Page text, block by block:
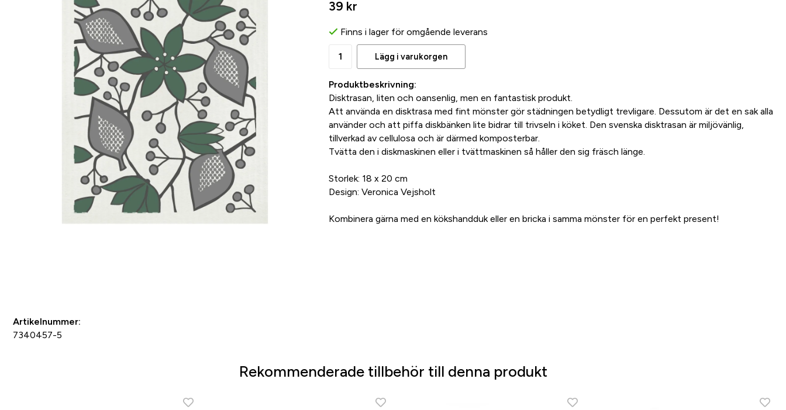
39 kr
Finns i lager för omgående leverans
Lägg i varukorgen
Produktbeskrivning:
Disktrasan, liten och oansenlig, men en fantastisk produkt.
Att använda en disktrasa med fint mönster gör städningen betydligt trevligare. Dessutom är det en sak alla
använder och att piffa diskbänken lite bidrar till trivseln i köket. Den svenska disktrasan är miljövänlig,
tillverkad av cellulosa och är därmed komposterbar.
Tvätta den i diskmaskinen eller i tvättmaskinen så håller den sig fräsch länge.
Storlek: 18 x 20 cm
Design: Veronica Vejsholt
Kombinera gärna med en kökshandduk eller en bricka i samma mönster för en perfekt present!
Artikelnummer:
7340457-5
Rekommenderade tillbehör till denna produkt